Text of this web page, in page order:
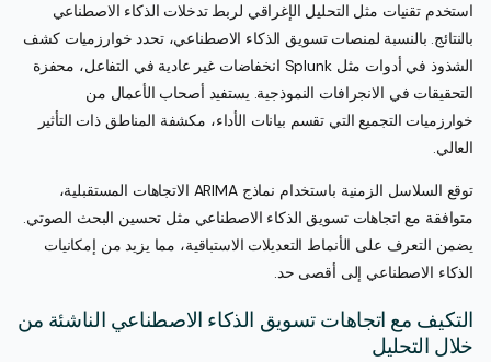
استخدم تقنيات مثل التحليل الإغراقي لربط تدخلات الذكاء الاصطناعي
بالنتائج. بالنسبة لمنصات تسويق الذكاء الاصطناعي، تحدد خوارزميات كشف
الشذوذ في أدوات مثل Splunk انخفاضات غير عادية في التفاعل، محفزة
التحقيقات في الانجرافات النموذجية. يستفيد أصحاب الأعمال من
خوارزميات التجميع التي تقسم بيانات الأداء، مكشفة المناطق ذات التأثير
العالي.
توقع السلاسل الزمنية باستخدام نماذج ARIMA الاتجاهات المستقبلية،
متوافقة مع اتجاهات تسويق الذكاء الاصطناعي مثل تحسين البحث الصوتي.
يضمن التعرف على الأنماط التعديلات الاستباقية، مما يزيد من إمكانيات
الذكاء الاصطناعي إلى أقصى حد.
التكيف مع اتجاهات تسويق الذكاء الاصطناعي الناشئة من
خلال التحليل